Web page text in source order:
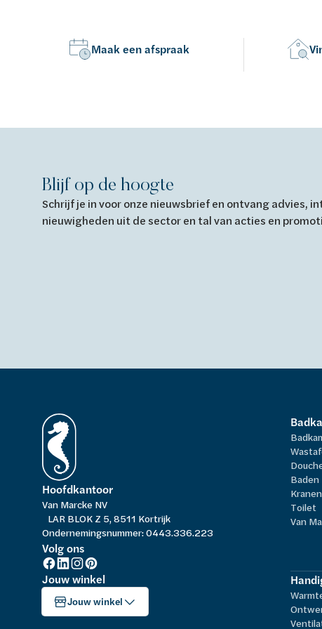
Maak een afspraak
Blijf op de hoogte
Schrijf je in voor onze nieuwsbrief en ontvang advies,
nieuwigheden uit de sector en tal van acties en
Hoofdkantoor
Van Marcke NV
LAR BLOK Z 5, 8511 Kortrijk
Ondernemingsnummer: 0443.336.223
Volg ons
Jouw winkel
Jouw winkel
Baden
Kranen
Toilet
Van